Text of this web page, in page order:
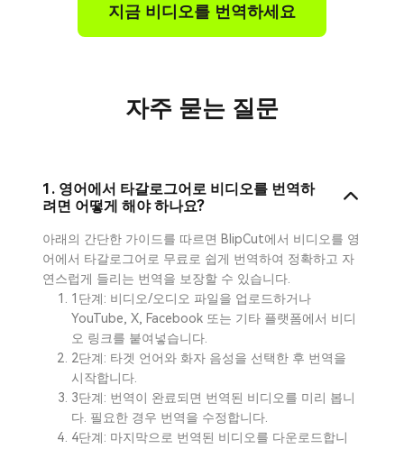
지금 비디오를 번역하세요
자주 묻는 질문
1. 영어에서 타갈로그어로 비디오를 번역하
려면 어떻게 해야 하나요?
아래의 간단한 가이드를 따르면 BlipCut에서 비디오를 영
어에서 타갈로그어로 무료로 쉽게 번역하여 정확하고 자
연스럽게 들리는 번역을 보장할 수 있습니다.
1단계: 비디오/오디오 파일을 업로드하거나
YouTube, X, Facebook 또는 기타 플랫폼에서 비디
오 링크를 붙여넣습니다.
2단계: 타겟 언어와 화자 음성을 선택한 후 번역을
시작합니다.
3단계: 번역이 완료되면 번역된 비디오를 미리 봅니
다. 필요한 경우 번역을 수정합니다.
4단계: 마지막으로 번역된 비디오를 다운로드합니